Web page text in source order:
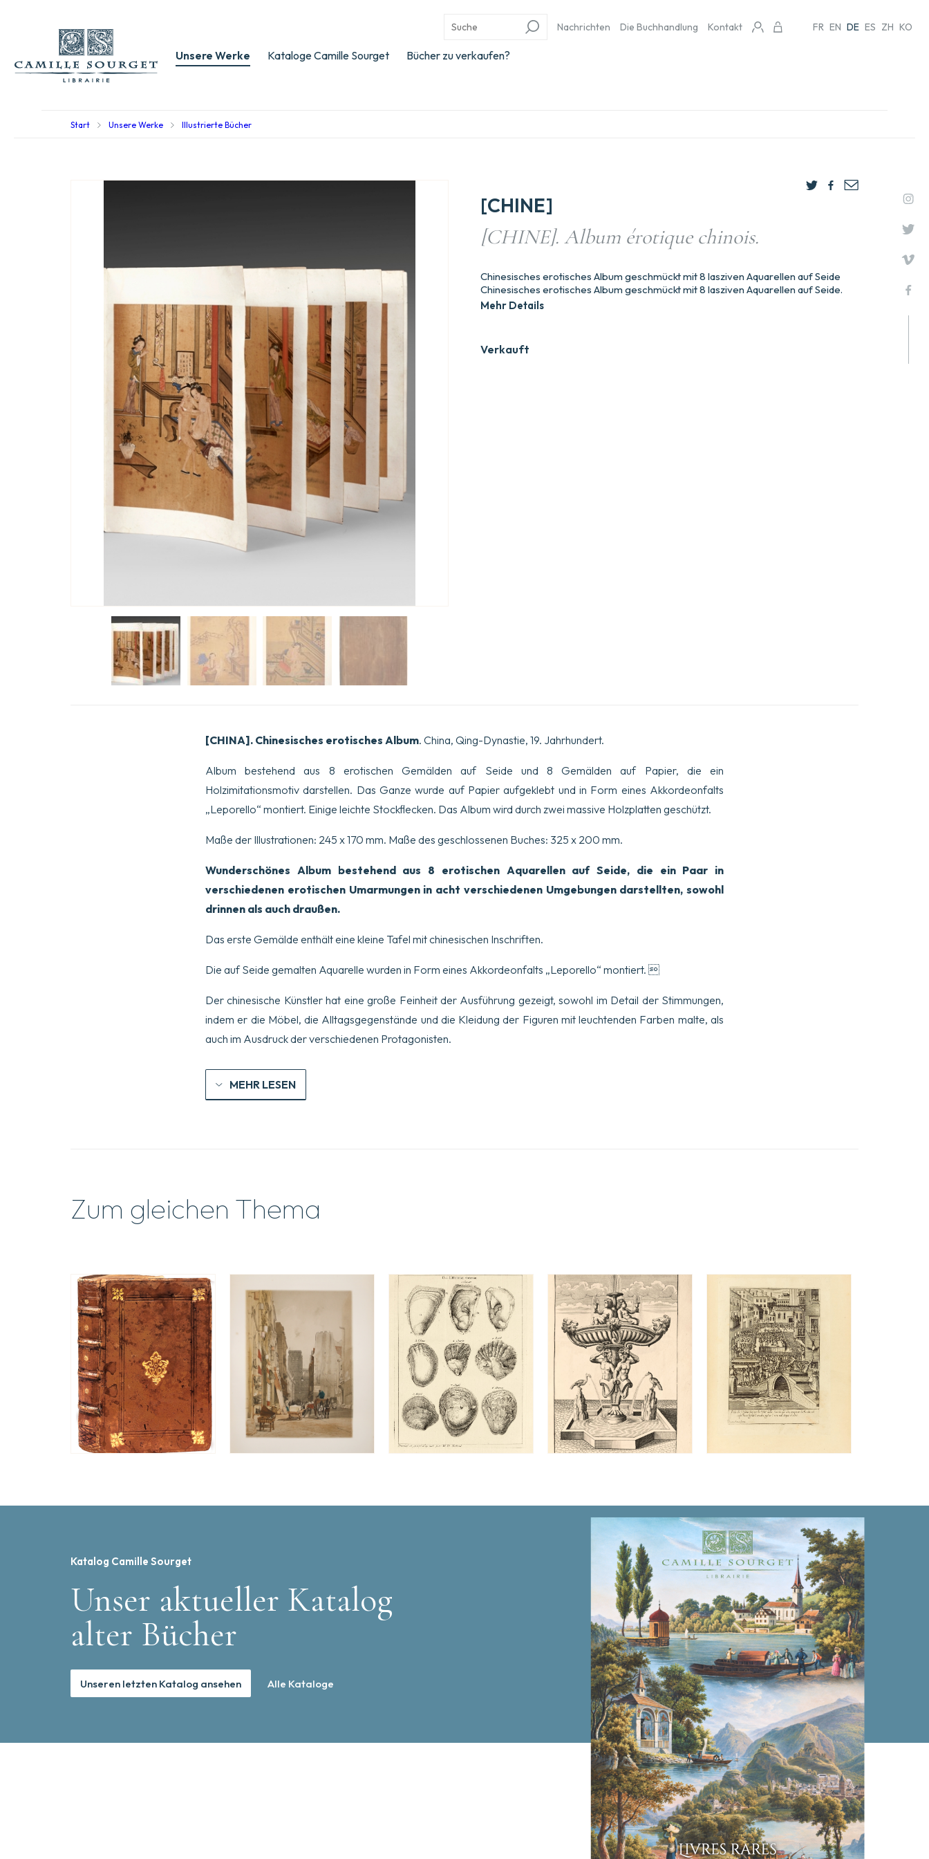
Unsere Werke Kataloge Camille Sourget Bücher zu verkaufen?
Nachrichten Die Buchhandlung Kontakt FR EN DE ES ZH KO
Start Unsere Werke Illustrierte Bücher
[CHINE]
[CHINE]. Album érotique chinois.
Verkauft
Chinesisches erotisches Album geschmückt mit 8 lasziven Aquarellen auf Seide
Chinesisches erotisches Album geschmückt mit 8 lasziven Aquarellen auf Seide.
Mehr Details
[CHINA]. Chinesisches erotisches Album. China, Qing-Dynastie, 19. Jahrhundert.
Album bestehend aus 8 erotischen Gemälden auf Seide und 8 Gemälden auf Papier, die ein
Holzimitationsmotiv darstellen. Das Ganze wurde auf Papier aufgeklebt und in Form eines Akkordeonfalts
„Leporello“ montiert. Einige leichte Stockflecken. Das Album wird durch zwei massive Holzplatten geschützt.
Maße der Illustrationen: 245 x 170 mm. Maße des geschlossenen Buches: 325 x 200 mm.
Wunderschönes Album bestehend aus 8 erotischen Aquarellen auf Seide, die ein Paar in
verschiedenen erotischen Umarmungen in acht verschiedenen Umgebungen darstellten, sowohl
drinnen als auch draußen.
Das erste Gemälde enthält eine kleine Tafel mit chinesischen Inschriften.
Die auf Seide gemalten Aquarelle wurden in Form eines Akkordeonfalts „Leporello“ montiert. 
Der chinesische Künstler hat eine große Feinheit der Ausführung gezeigt, sowohl im Detail der Stimmungen,
indem er die Möbel, die Alltagsgegenstände und die Kleidung der Figuren mit leuchtenden Farben malte, als
auch im Ausdruck der verschiedenen Protagonisten.
MEHR LESEN
Zum gleichen Thema
Katalog Camille Sourget
Unser aktueller Katalog
alter Bücher
Unseren letzten Katalog ansehen Alle Kataloge